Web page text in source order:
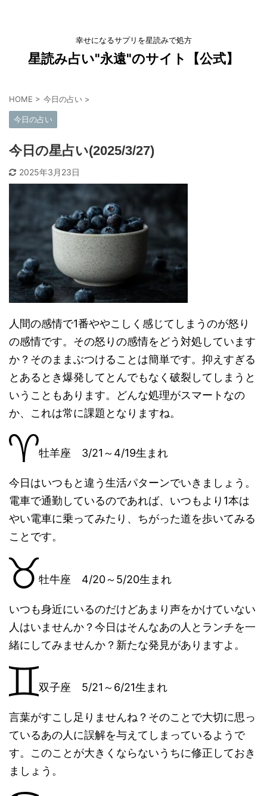
幸せになるサプリを星読みで処方
星読み占い"永遠"のサイト【公式】
HOME > 今日の占い >
今日の占い
今日の星占い(2025/3/27)
2025年3月23日
人間の感情で1番ややこしく感じてしまうのが怒り
の感情です。その怒りの感情をどう対処しています
か？そのままぶつけることは簡単です。抑えすぎる
とあるとき爆発してとんでもなく破裂してしまうと
いうこともあります。どんな処理がスマートなの
か、これは常に課題となりますね。
牡羊座 3/21～4/19生まれ
今日はいつもと違う生活パターンでいきましょう。
電車で通勤しているのであれば、いつもより1本は
やい電車に乗ってみたり、ちがった道を歩いてみる
ことです。
牡牛座 4/20～5/20生まれ
いつも身近にいるのだけどあまり声をかけていない
人はいませんか？今日はそんなあの人とランチを一
緒にしてみませんか？新たな発見がありますよ。
双子座 5/21～6/21生まれ
言葉がすこし足りませんね？そのことで大切に思っ
ているあの人に誤解を与えてしまっているようで
す。このことが大きくならないうちに修正しておき
ましょう。